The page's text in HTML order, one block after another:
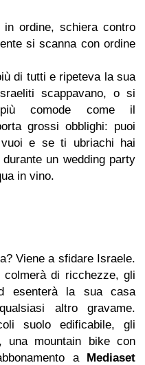
ordine, schiera contro
si scanna con ordine
di tutti e ripeteva la sua
scappavano, o si
comode come il
grossi obblighi: puoi
e se ti ubriachi hai
un wedding party
in vino.
Viene a sfidare Israele.
di ricchezze, gli
esenterà la sua casa
altro gravame.
suolo edificabile, gli
una mountain bike con
a Mediaset